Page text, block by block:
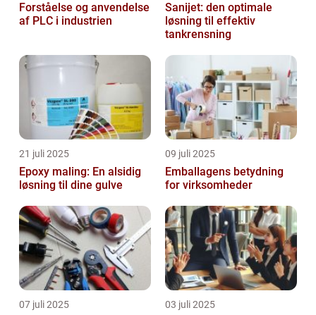
Forståelse og anvendelse
af PLC i industrien
Sanijet: den optimale
løsning til effektiv
tankrensning
21 juli 2025
Epoxy maling: En alsidig
løsning til dine gulve
09 juli 2025
Emballagens betydning
for virksomheder
07 juli 2025 03 juli 2025